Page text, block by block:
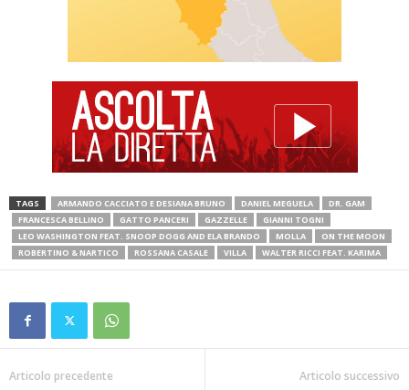
TAGS ARMANDO CACCIATO E DESIANA BRUNO DANIEL MEGUELA
DR. GAM
FRANCESCA BELLINO
GATTO PANCERI GAZZELLE
GIANNI TOGNI
LEO WASHINGTON FEAT. SNOOP DOGG AND ELA BRANDO
MOLLA
ON THE MOON
ROBERTINO & NARTICO
ROSSANA CASALE VILLA WALTER RICCI FEAT. KARIMA
Articolo precedente Articolo successivo